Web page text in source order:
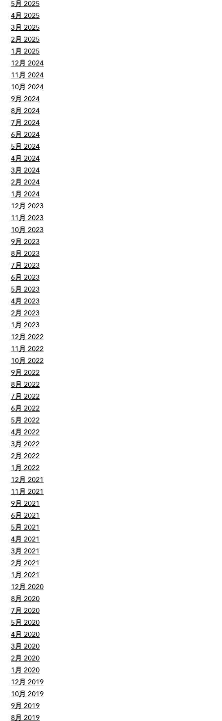
5月 2025
4月 2025
3月 2025
2月 2025
1月 2025
12月 2024
11月 2024
10月 2024
9月 2024
8月 2024
7月 2024
6月 2024
5月 2024
4月 2024
3月 2024
2月 2024
1月 2024
12月 2023
11月 2023
10月 2023
9月 2023
8月 2023
7月 2023
6月 2023
5月 2023
4月 2023
2月 2023
1月 2023
12月 2022
11月 2022
10月 2022
9月 2022
8月 2022
7月 2022
6月 2022
5月 2022
4月 2022
3月 2022
2月 2022
1月 2022
12月 2021
11月 2021
9月 2021
6月 2021
5月 2021
4月 2021
3月 2021
2月 2021
1月 2021
12月 2020
8月 2020
7月 2020
5月 2020
4月 2020
3月 2020
2月 2020
1月 2020
12月 2019
10月 2019
9月 2019
8月 2019